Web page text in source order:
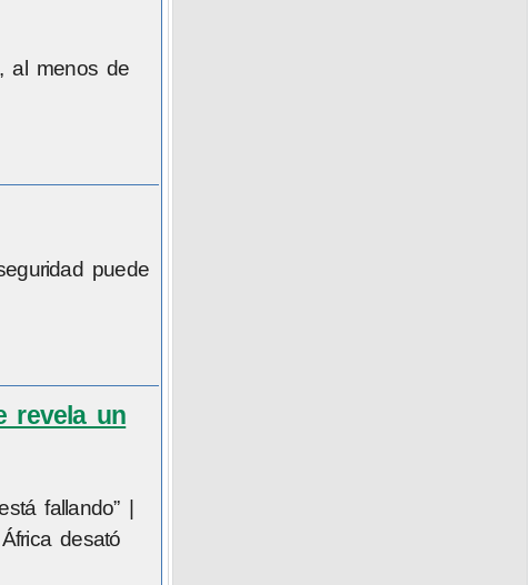
al menos de
puede
revela un
fallando” |
desató